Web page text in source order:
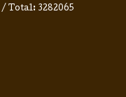
/ Total: 3282065